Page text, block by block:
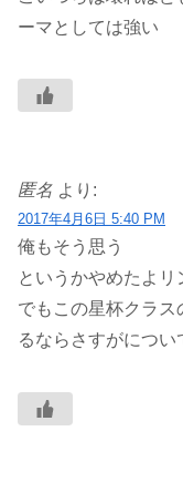
ーマとしては強い
匿名 より:
2017年4月6日 5:40 PM
俺もそう思う
というかやめたよ
でもこの星杯クラ
るならさすがについ